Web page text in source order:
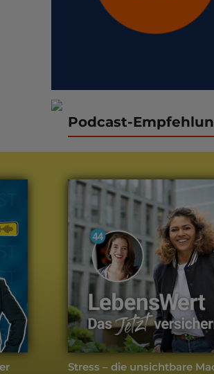
Podcast-
Stress – die unsichtbare